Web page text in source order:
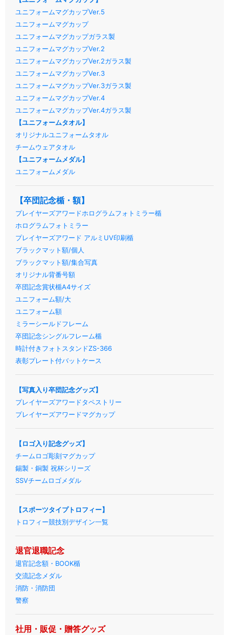
ユニフォームマグカップVer.5
ユニフォームマグカップ
ユニフォームマグカップガラス製
ユニフォームマグカップVer.2
ユニフォームマグカップVer.2ガラス製
ユニフォームマグカップVer.3
ユニフォームマグカップVer.3ガラス製
ユニフォームマグカップVer.4
ユニフォームマグカップVer.4ガラス製
【ユニフォームタオル】
オリジナルユニフォームタオル
チームウェアタオル
【ユニフォームメダル】
ユニフォームメダル
【卒団記念楯・額】
プレイヤーズアワードホログラムフォトミラー楯
ホログラムフォトミラー
プレイヤーズアワード アルミUV印刷楯
ブラックマット額/個人
ブラックマット額/集合写真
オリジナル背番号額
卒団記念賞状楯A4サイズ
ユニフォーム額/大
ユニフォーム額
ミラーシールドフレーム
卒団記念シングルフレーム楯
時計付きフォトスタンドZS-366
表彰プレート付バットケース
【写真入り卒団記念グッズ】
プレイヤーズアワードタペストリー
プレイヤーズアワードマグカップ
【ロゴ入り記念グッズ】
チームロゴ彫刻マグカップ
錫製・銅製 祝杯シリーズ
SSVチームロゴメダル
【スポーツタイプトロフィー】
トロフィー競技別デザイン一覧
退官退職記念
退官記念額・BOOK楯
交流記念メダル
消防・消防団
警察
社用・販促・贈答グッズ